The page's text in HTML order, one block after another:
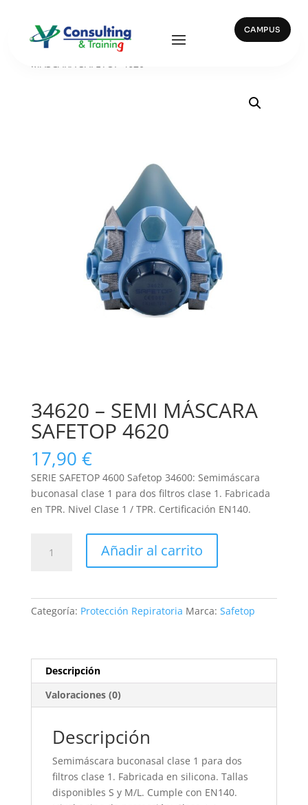
CAMPUS
Inicio Protección Repiratoria
/ 34620 – SEMI
MÁSCARA SAFETOP 4620
34620 – SEMI MÁSCARA
SAFETOP 4620
17,90 €
SERIE SAFETOP 4600 Safetop 34600: Semimáscara
buconasal clase 1 para dos filtros clase 1. Fabricada
en TPR. Nivel Clase 1 / TPR. Certificación EN140.
4620
Añadir al carrito
Categoría: Protección Repiratoria Marca: Safetop
Descripción
Valoraciones (0)
Descripción
Semimáscara buconasal clase 1 para dos
filtros clase 1. Fabricada en silicona. Tallas
disponibles S y M/L. Cumple con EN140.